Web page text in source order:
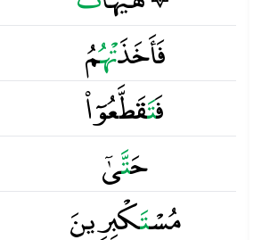
فَأَخَذَتْهُمُ
فَتَقَطَّعُوٓا۟
حَتَّىٰٓ
مُسْتَكْبِرِينَ